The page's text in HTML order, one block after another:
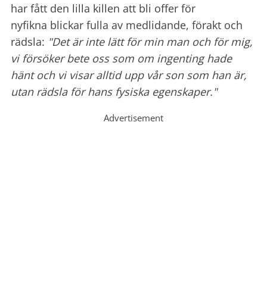
har fått den lilla killen att bli offer för
nyfikna blickar fulla av medlidande, förakt och
rädsla: "Det är inte lätt för min man och för mig,
vi försöker bete oss som om ingenting hade
hänt och vi visar alltid upp vår son som han är,
utan rädsla för hans fysiska egenskaper."
Advertisement